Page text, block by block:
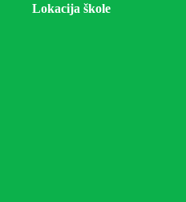
Lokacija škole